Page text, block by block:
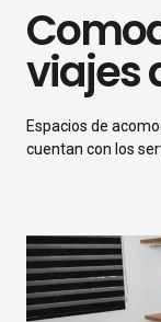
viajes
Espacios de
cuentan con los